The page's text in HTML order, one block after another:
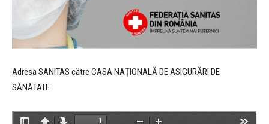
Adresa SANITAS către CASA NAȚIONALĂ DE ASIGURĂRI DE
SĂNĂTATE